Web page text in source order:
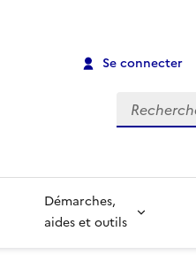
Se connecter
Recherche
Démarches,
aides et outils